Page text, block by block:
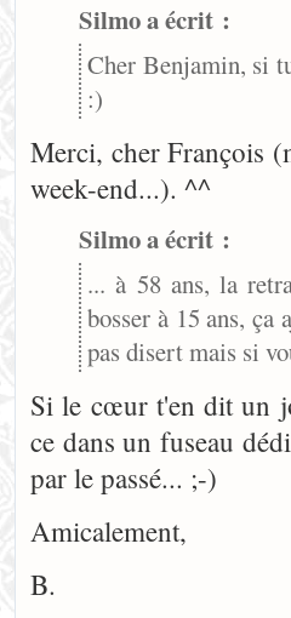
Silmo a écrit :
Cher Benjamin, si
:)
Merci, cher François
week-end...). ^^
Silmo a écrit :
... à 58 ans, la
bosser à 15 ans,
pas disert mais si
Si le cœur t'en dit un
ce dans un fuseau
par le passé... ;-)
Amicalement,
B.